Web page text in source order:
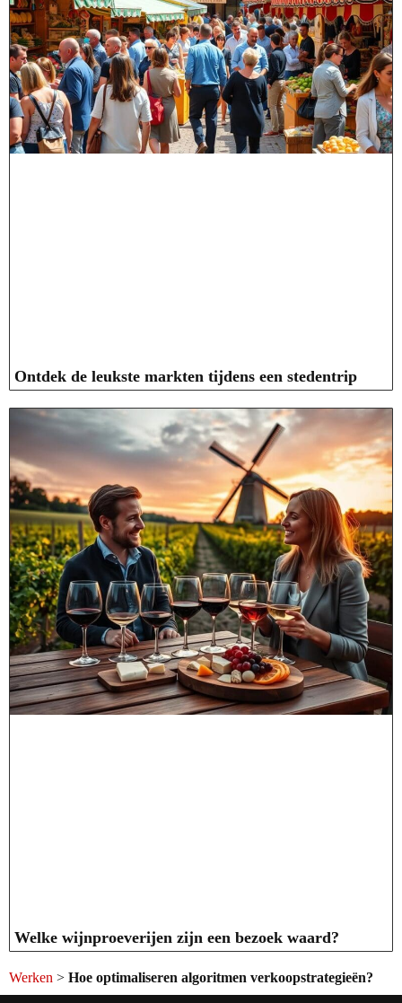
Ontdek de leukste markten tijdens een stedentrip
Welke wijnproeverijen zijn een bezoek waard?
Werken > Hoe optimaliseren algoritmen verkoopstrategieën?